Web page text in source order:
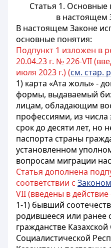
Статья 1.
в настоящем
В настоящем Законе
основные понятия:
Подпункт 1 изложен в
20.04.23 г. № 226-VII
июля 2023 г.) (см. стар.
1) карта «Ата жолы» -
формы, выдаваемый
лицам, обладающим
профессиями, из числа
срок до десяти лет, но
паспорта страны
установленном
вопросам миграции
Статья дополнена
соответствии с Законом
VII (введены в действие
1-1) бывший
родившееся или ранее
гражданстве Казахской
Социалистической